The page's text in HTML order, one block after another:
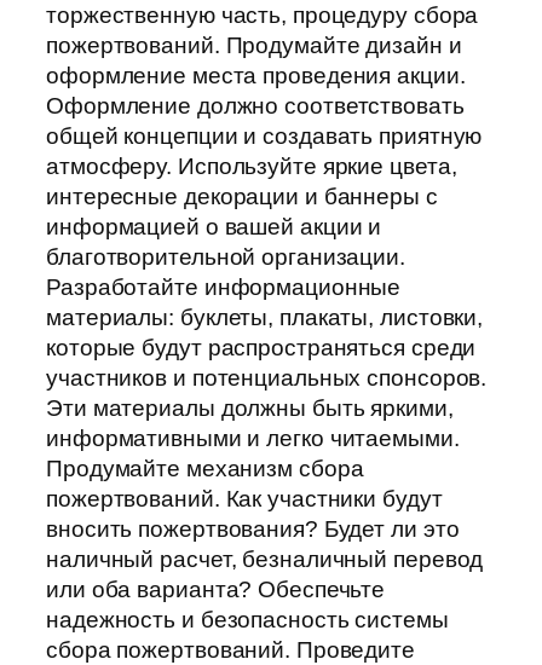
торжественную часть, процедуру сбора
пожертвований. Продумайте дизайн и
оформление места проведения акции.
Оформление должно соответствовать
общей концепции и создавать приятную
атмосферу. Используйте яркие цвета,
интересные декорации и баннеры с
информацией о вашей акции и
благотворительной организации.
Разработайте информационные
материалы: буклеты, плакаты, листовки,
которые будут распространяться среди
участников и потенциальных спонсоров.
Эти материалы должны быть яркими,
информативными и легко читаемыми.
Продумайте механизм сбора
пожертвований. Как участники будут
вносить пожертвования? Будет ли это
наличный расчет, безналичный перевод
или оба варианта? Обеспечьте
надежность и безопасность системы
сбора пожертвований. Проведите